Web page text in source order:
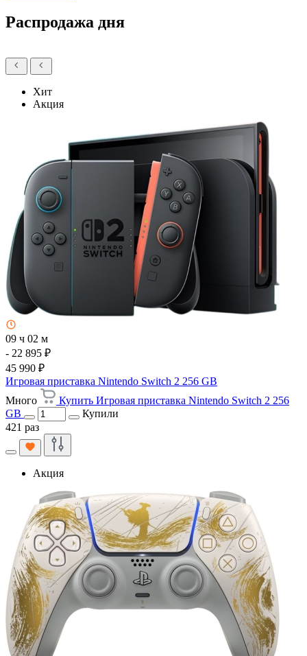
Распродажа дня
Хит
Акция
09 ч 02 м
- 22 895 ₽
45 990 ₽
Игровая приставка Nintendo Switch 2 256 GB
Много
Купить Игровая приставка Nintendo Switch 2 256
GB
Купили
421 раз
Акция